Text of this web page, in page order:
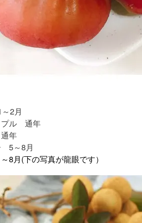
2月
プル 通年
年
5～8月
8月 (下の写真が龍眼です）